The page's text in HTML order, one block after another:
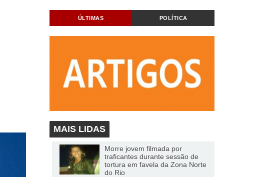
ÚLTIMAS POLÍTICA
MAIS LIDAS
Morre jovem filmada por
traficantes durante sessão de
tortura em favela da Zona Norte
do Rio